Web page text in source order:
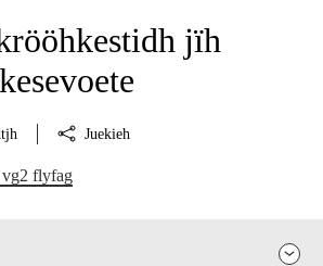
jïh
Juekieh
vg2 flyfag